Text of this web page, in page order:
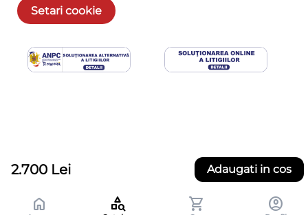
2.700 Lei Adaugati in cos
Setari cookie